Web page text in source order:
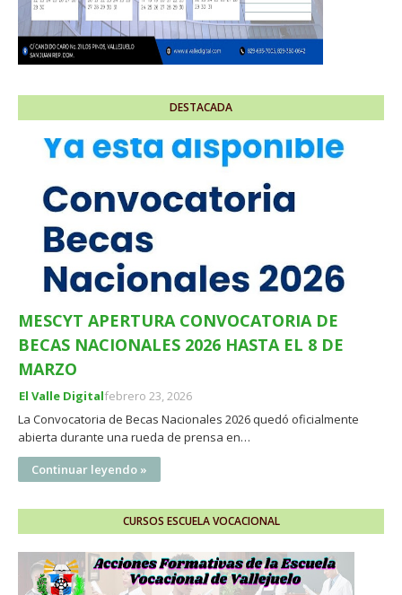
DESTACADA
MESCYT APERTURA CONVOCATORIA DE
BECAS NACIONALES 2026 HASTA EL 8 DE
MARZO
El Valle Digitalfebrero 23, 2026
La Convocatoria de Becas Nacionales 2026 quedó oficialmente
abierta durante una rueda de prensa en…
Continuar leyendo »
CURSOS ESCUELA VOCACIONAL